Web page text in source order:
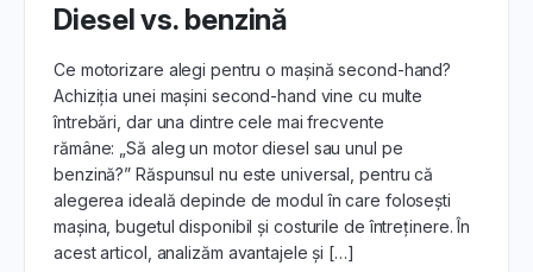
Diesel vs. benzină
Ce motorizare alegi pentru o mașină second-hand?
Achiziția unei mașini second-hand vine cu multe
întrebări, dar una dintre cele mai frecvente
rămâne: „Să aleg un motor diesel sau unul pe
benzină?” Răspunsul nu este universal, pentru că
alegerea ideală depinde de modul în care folosești
mașina, bugetul disponibil și costurile de întreținere. În
acest articol, analizăm avantajele și […]